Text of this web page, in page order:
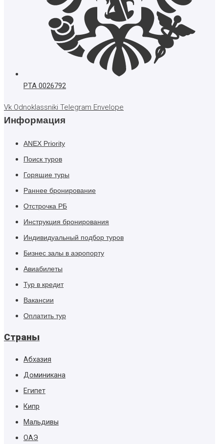
РТА 0026792
Vk Odnoklassniki Telegram Envelope
Информация
ANEX Priority
Поиск туров
Горящие туры
Раннее бронирование
Отстрочка РБ
Инструкция бронирования
Индивидуальный подбор туров
Бизнес залы в аэропорту
Авиабилеты
Тур в кредит
Вакансии
Оплатить тур
Страны
Абхазия
Доминикана
Египет
Кипр
Мальдивы
ОАЭ